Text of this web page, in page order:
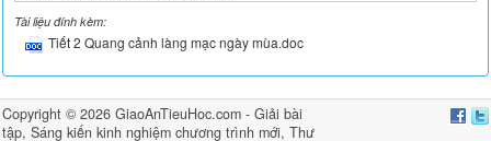
SGK : 10
I. MỤC TIÊU
- Hiểu nội dung : Bức tranh làng quê vào ngày mùa rất đẹp.
- Trả lời được các câu hỏi trong SGK.
* HS khá, giỏi đọc diễn cảm được toàn bài, nêu được tác dụng
II. ĐỒ DÙNG DẠY HỌC :
Tài liệu đính kèm:
Tiết 2 Quang cảnh làng mạc ngày mùa.doc
Copyright © 2026 GiaoAnTieuHoc.com -Giải bài
tập,Sáng kiến kinh nghiệm chương trình mới,Thư